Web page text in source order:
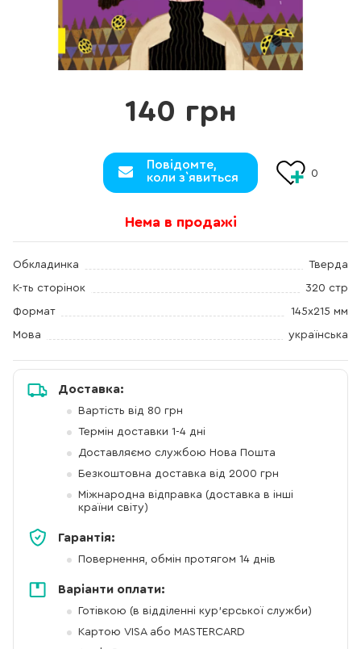
140 грн
Повідомте,
коли з`явиться
0
Нема в продажі
Обкладинка Тверда
К-ть сторінок 320 стр
Формат 145х215 мм
Мова українська
Доставка:
Вартість від 80 грн
Термін доставки 1-4 дні
Доставляємо службою Нова Пошта
Безкоштовна доставка від 2000 грн
Міжнародна відправка (доставка в інші
країни світу)
Гарантія:
Повернення, обмін протягом 14 днів
Варіанти оплати:
Готівкою (в відділенні кур'єрської служби)
Картою VISA або MASTERCARD